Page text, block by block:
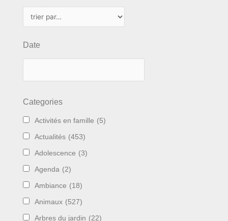
Date
Categories
Activités en famille (5)
Actualités (453)
Adolescence (3)
Agenda (2)
Ambiance (18)
Animaux (527)
Arbres du jardin (22)